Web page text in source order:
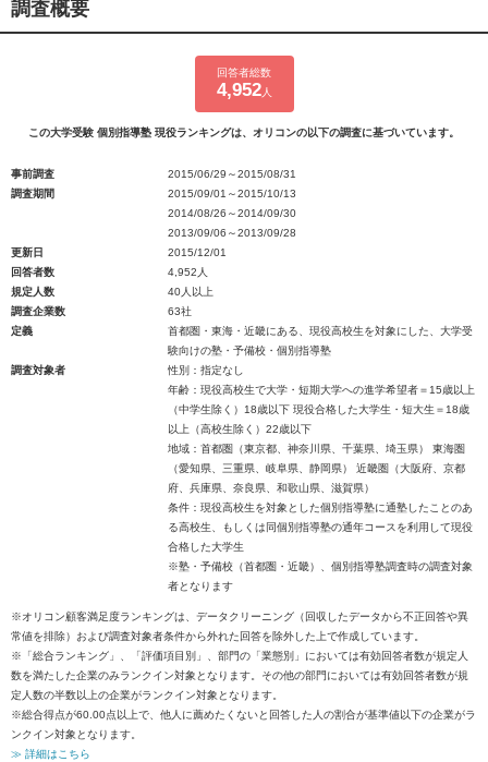
調査概要
回答者総数
4,952人
この大学受験 個別指導塾 現役ランキングは、オリコンの以下の調査に基づいています。
事前調査
2015/06/29～2015/08/31
調査期間
2015/09/01～2015/10/13
2014/08/26～2014/09/30
2013/09/06～2013/09/28
更新日
2015/12/01
回答者数
4,952人
規定人数
40人以上
調査企業数
63社
定義
首都圏・東海・近畿にある、現役高校生を対象にした、大学受
験向けの塾・予備校・個別指導塾
調査対象者
性別：指定なし
年齢：現役高校生で大学・短期大学への進学希望者＝15歳以上
（中学生除く）18歳以下 現役合格した大学生・短大生＝18歳
以上（高校生除く）22歳以下
地域：首都圏（東京都、神奈川県、千葉県、埼玉県） 東海圏
（愛知県、三重県、岐阜県、静岡県） 近畿圏（大阪府、京都
府、兵庫県、奈良県、和歌山県、滋賀県）
条件：現役高校生を対象とした個別指導塾に通塾したことのあ
る高校生、もしくは同個別指導塾の通年コースを利用して現役
合格した大学生
※塾・予備校（首都圏・近畿）、個別指導塾調査時の調査対象
者となります
※オリコン顧客満足度ランキングは、データクリーニング（回収したデータから不正回答や異
常値を排除）および調査対象者条件から外れた回答を除外した上で作成しています。
※「総合ランキング」、「評価項目別」、部門の「業態別」においては有効回答者数が規定人
数を満たした企業のみランクイン対象となります。その他の部門においては有効回答者数が規
定人数の半数以上の企業がランクイン対象となります。
※総合得点が60.00点以上で、他人に薦めたくないと回答した人の割合が基準値以下の企業がラ
ンクイン対象となります。
≫ 詳細はこちら